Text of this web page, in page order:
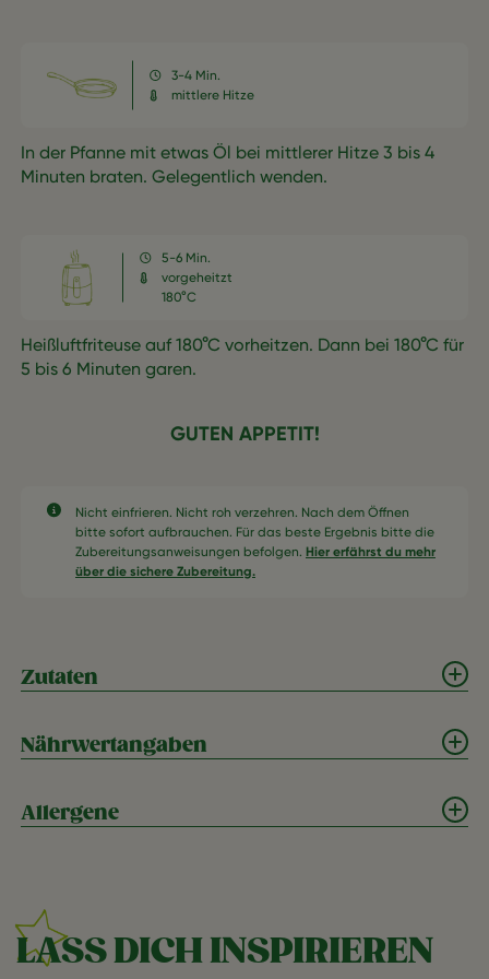
3-4 Min.
mittlere Hitze
In der Pfanne mit etwas Öl bei mittlerer Hitze 3 bis 4
Minuten braten. Gelegentlich wenden.
5-6 Min.
vorgeheitzt
180°C
Heißluftfriteuse auf 180°C vorheitzen. Dann bei 180°C für
5 bis 6 Minuten garen.
GUTEN APPETIT!
Nicht einfrieren. Nicht roh verzehren. Nach dem Öffnen
bitte sofort aufbrauchen. Für das beste Ergebnis bitte die
Zubereitungsanweisungen befolgen. Hier erfährst du mehr
über die sichere Zubereitung.
Zutaten
Nährwertangaben
Allergene
LASS DICH INSPIRIEREN